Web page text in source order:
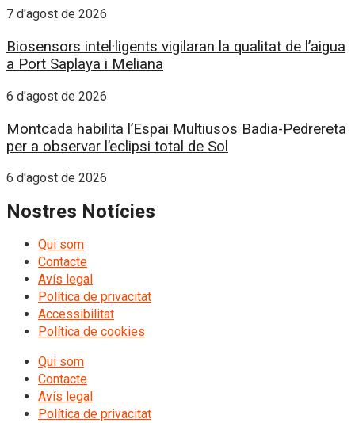
7 d'agost de 2026
Biosensors intel·ligents vigilaran la qualitat de l’aigua
a Port Saplaya i Meliana
6 d'agost de 2026
Montcada habilita l’Espai Multiusos Badia-Pedrereta
per a observar l’eclipsi total de Sol
6 d'agost de 2026
Nostres Notícies
Qui som
Contacte
Avís legal
Política de privacitat
Accessibilitat
Política de cookies
Qui som
Contacte
Avís legal
Política de privacitat